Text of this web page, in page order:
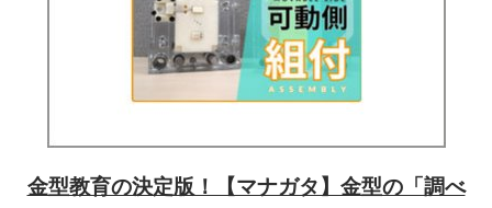
金型教育の決定版！【マナガタ】金型の「調べ